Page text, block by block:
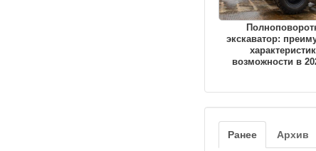
экскаватор:
возможности в
Ранее Архив